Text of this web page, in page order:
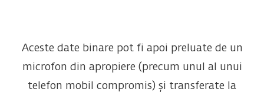
Aceste date binare pot fi apoi preluate de un
microfon din apropiere (precum unul al unui
telefon mobil compromis) și transferate la